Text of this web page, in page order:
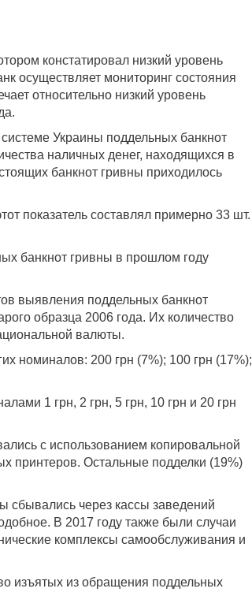
констатировал низкий уровень
осуществляет мониторинг состояния
относительно низкий уровень
Украины поддельных банкнот
наличных денег, находящихся в
банкнот гривны приходилось
показатель составлял примерно 33 шт.
банкнот гривны в прошлом году
выявления поддельных банкнот
образца 2006 года. Их количество
валюты.
номиналов: 200 грн (7%); 100 грн (17%);
1 грн, 2 грн, 5 грн, 10 грн и 20 грн
с использованием копировальной
принтеров. Остальные подделки (19%)
сбывались через кассы заведений
В 2017 году также были случаи
комплексы самообслуживания и
изъятых из обращения поддельных